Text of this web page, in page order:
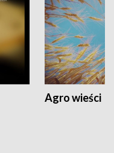
Agro wieści